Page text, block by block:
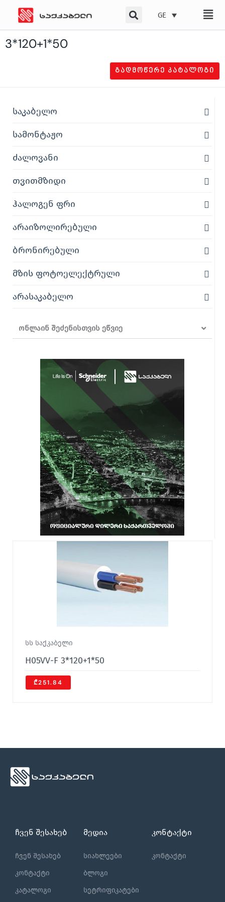
content
GE
3*120+1*50
ᲒᲐᲓᲛᲝᲬᲔᲠᲔ ᲙᲐᲢᲐᲚᲝᲒᲘ
საკაბელო
სამონტაჟო
ძალოვანი
თვითმზიდი
ჰალოგენ ფრი
არაიზოლირებული
ბრონირებული
მზის ფოტოელექტრული
არასაკაბელო
ონლაინ შეძენისთვის ეწვიე
სს საქკაბელი
H05VV-F 3*120+1*50
₾251.84
ჩვენ შესახებ
ჩვენ შესახებ
კონტაქტი
კატალოგი
მედია
სიახლეები
ბლოგი
სეტრიფიკატები
კონტაქტი
კონტაქტი